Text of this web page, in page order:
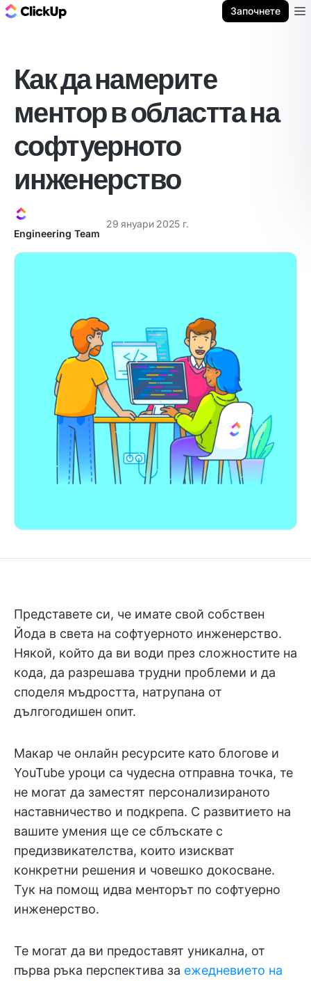
Започнете
Как да намерите
ментор в областта на
софтуерното
инженерство
Engineering Team
29 януари 2025 г.
Представете си, че имате свой собствен
Йода в света на софтуерното инженерство.
Някой, който да ви води през сложностите на
кода, да разрешава трудни проблеми и да
споделя мъдростта, натрупана от
дългогодишен опит.
Макар че онлайн ресурсите като блогове и
YouTube уроци са чудесна отправна точка, те
не могат да заместят персонализираното
наставничество и подкрепа. С развитието на
вашите умения ще се сблъскате с
предизвикателства, които изискват
конкретни решения и човешко докосване.
Тук на помощ идва менторът по софтуерно
инженерство.
Те могат да ви предоставят уникална, от
първа ръка перспектива за ежедневието на